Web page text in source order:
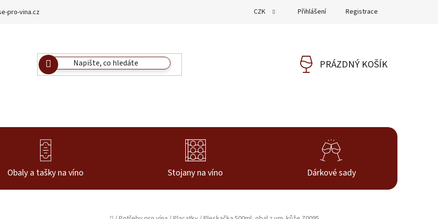
pro-vina.cz CZK Přihlášení Registrace
NÁKUPNÍ
PRÁZDNÝ KOŠÍK
Obaly a tašky na víno Stojany na víno Dárkové sady